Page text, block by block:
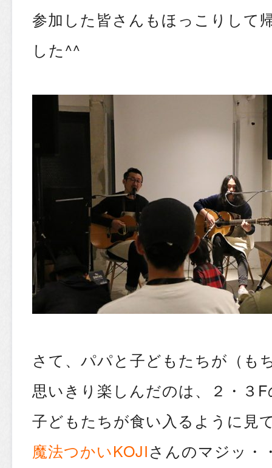
参加した皆さんもほっこりして
した^^
さて、パパと子どもたちが（も
思いきり楽しんだのは、２・３
子どもたちが食い入るように見
魔法つかいKOJIさんのマジッ・